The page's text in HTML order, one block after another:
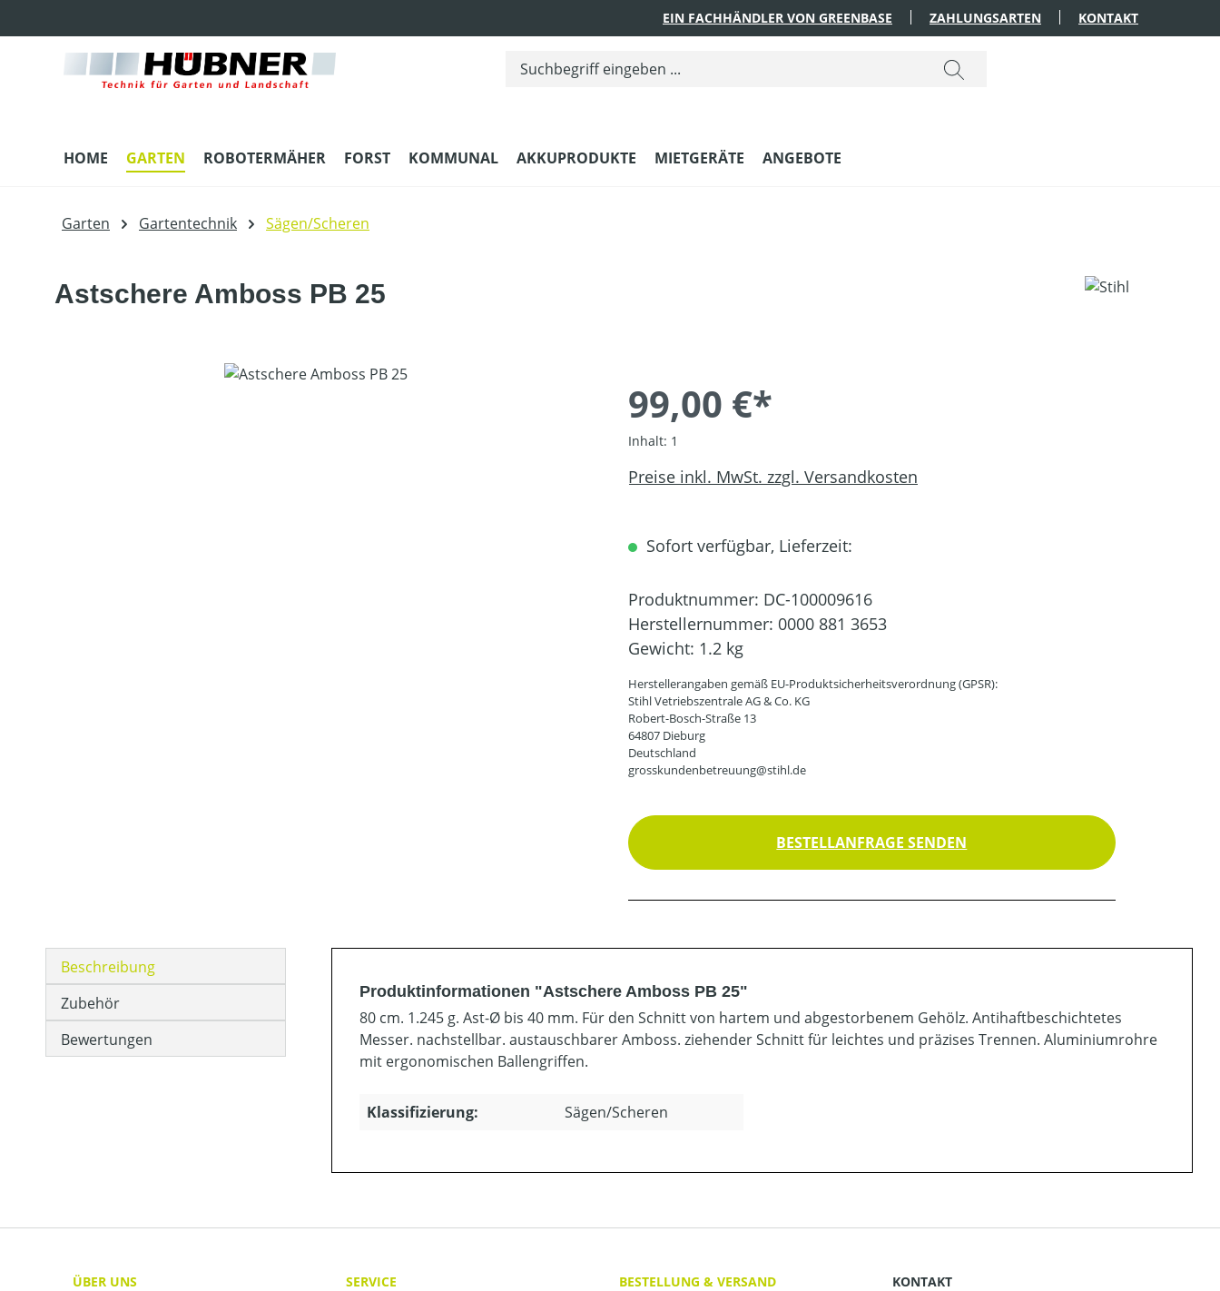
EIN FACHHÄNDLER VON GREENBASE ZAHLUNGSARTEN KONTAKT
HOME GARTEN ROBOTERMÄHER FORST KOMMUNAL AKKUPRODUKTE MIETGERÄTE ANGEBOTE
Garten Gartentechnik Sägen/Scheren
Astschere Amboss PB 25
99,00 €*
Inhalt: 1
Preise inkl. MwSt. zzgl. Versandkosten
Sofort verfügbar, Lieferzeit:
Produktnummer: DC-100009616
Herstellernummer: 0000 881 3653
Gewicht: 1.2 kg
Herstellerangaben gemäß EU-Produktsicherheitsverordnung (GPSR):
Stihl Vetriebszentrale AG & Co. KG
Robert-Bosch-Straße 13
64807 Dieburg
Deutschland
grosskundenbetreuung@stihl.de
BESTELLANFRAGE SENDEN
Beschreibung
Zubehör
Bewertungen
Produktinformationen "Astschere Amboss PB 25"
80 cm. 1.245 g. Ast-Ø bis 40 mm. Für den Schnitt von hartem und abgestorbenem Gehölz. Antihaftbeschichtetes
Messer. nachstellbar. austauschbarer Amboss. ziehender Schnitt für leichtes und präzises Trennen. Aluminiumrohre
mit ergonomischen Ballengriffen.
Klassifizierung: Sägen/Scheren
ÜBER UNS
SERVICE
BESTELLUNG & VERSAND
KONTAKT